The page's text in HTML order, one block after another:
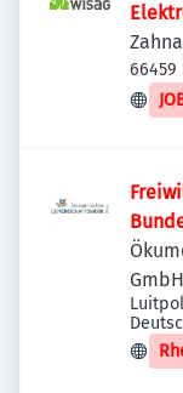
66459
GmbH